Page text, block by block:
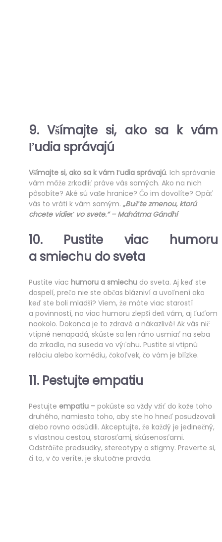
9.Všímajte si, ako sa k vám
ľudia správajú
Všímajte si, ako sa k vám ľudia správajú. Ich správanie
vám môže zrkadliť práve vás samých. Ako na nich
pôsobíte? Aké sú vaše hranice? Čo im dovolíte? Opäť
vás to vráti k vám samým. „Buďte zmenou, ktorú
chcete vidieť vo svete.“ – Mahátma Gándhí
10. Pustite viac humoru
a smiechu do sveta
Pustite viac humoru a smiechu do sveta. Aj keď ste
dospelí, prečo nie ste občas blázniví a uvoľnení ako
keď ste boli mladší? Viem, že máte viac starostí
a povinností, no viac humoru zlepší deň vám, aj ľuďom
naokolo. Dokonca je to zdravé a nákazlivé! Ak vás nič
vtipné nenapadá, skúste sa len ráno usmiať na seba
do zrkadla, na suseda vo výťahu. Pustite si vtipnú
reláciu alebo komédiu, čokoľvek, čo vám je blízke.
11. Pestujte empatiu
Pestujte empatiu – pokúste sa vždy vžiť do kože toho
druhého, namiesto toho, aby ste ho hneď posudzovali
alebo rovno odsúdili. Akceptujte, že každý je jedinečný,
s vlastnou cestou, starosťami, skúsenosťami.
Odstráňte predsudky, stereotypy a stigmy. Preverte si,
či to, v čo veríte, je skutočne pravda.